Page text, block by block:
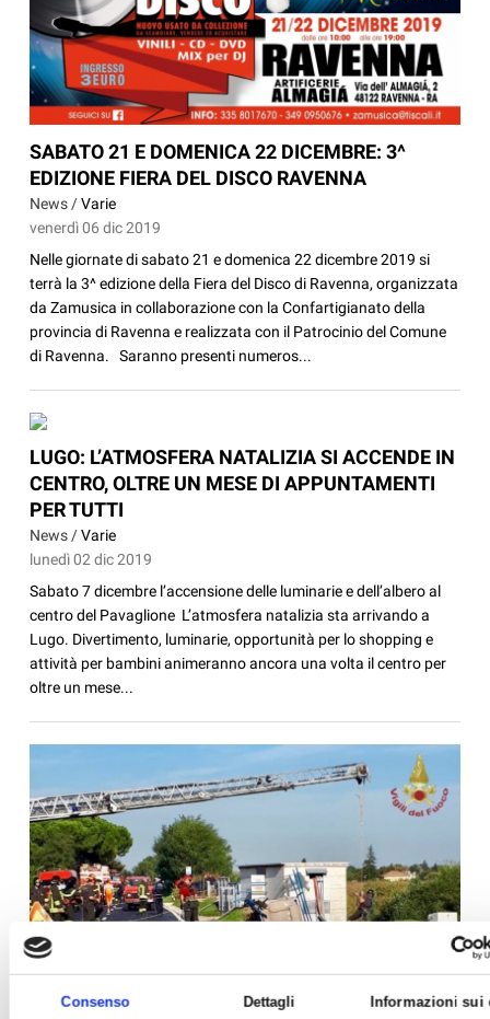
Consenso Dettagli Informazioni sui
SABATO 21 E DOMENICA 22 DICEMBRE: 3^
EDIZIONE FIERA DEL DISCO RAVENNA
News /Varie
venerdì 06 dic 2019
Nelle giornate di sabato 21 e domenica 22 dicembre 2019 si
terrà la 3^ edizione della Fiera del Disco di Ravenna, organizzata
da Zamusica in collaborazione con la Confartigianato della
provincia di Ravenna e realizzata con il Patrocinio del Comune
di Ravenna. Saranno presenti numeros...
LUGO: L’ATMOSFERA NATALIZIA SI ACCENDE IN
CENTRO, OLTRE UN MESE DI APPUNTAMENTI
PER TUTTI
News /Varie
lunedì 02 dic 2019
Sabato 7 dicembre l’accensione delle luminarie e dell’albero al
centro del Pavaglione L’atmosfera natalizia sta arrivando a
Lugo. Divertimento, luminarie, opportunità per lo shopping e
attività per bambini animeranno ancora una volta il centro per
oltre un mese...